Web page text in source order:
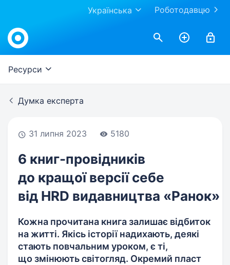
Роботодавцю
Українська
Work.ua
Ресурси
Думка експерта
31 липня 2023 5180
6 книг-провідників
до кращої версії себе
від HRD видавництва «Ранок»
Кожна прочитана книга залишає відбиток
на житті. Якісь історії надихають, деякі
стають повчальним уроком, є ті,
що змінюють світогляд. Окремий пласт